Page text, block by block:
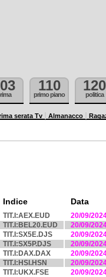
110
primo piano
120
politica
serata Tv Almanacco
Indice Data
TIT.I:AEX.EUD
20/09/
TIT.I:BEL20.EUD
20/09/
TIT.I:SX5E.DJS
20/09/
TIT.I:SX5P.DJS
20/09/
TIT.I:DAX.DAX
20/09/
TIT.I:HSI.HSN
20/09/
TIT.I:UKX.FSE
20/09/